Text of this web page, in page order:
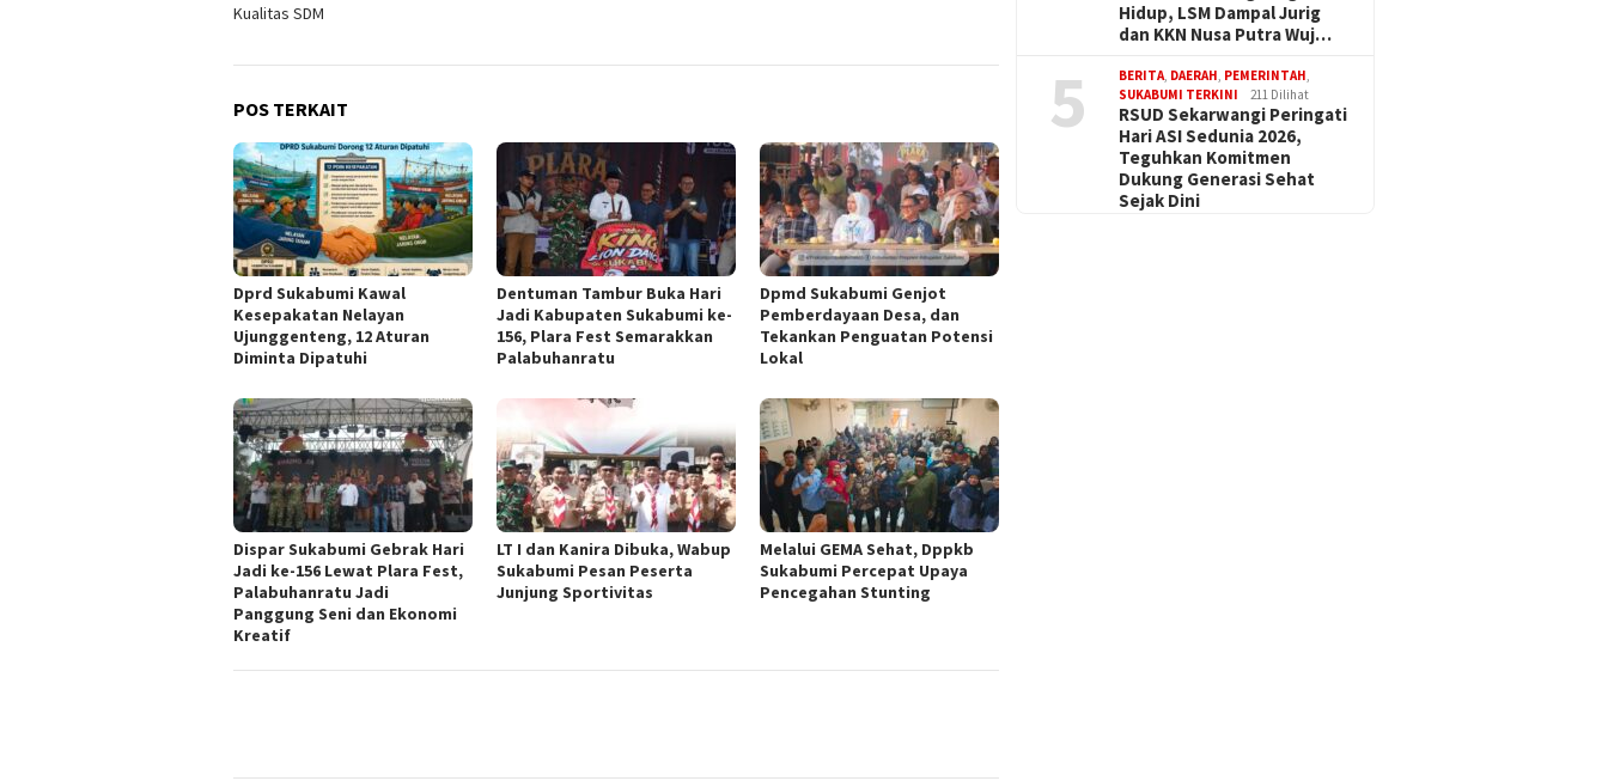
Kualitas SDM
POS TERKAIT
Dprd Sukabumi Kawal
Kesepakatan Nelayan
Ujunggenteng, 12 Aturan
Diminta Dipatuhi
Dentuman Tambur Buka Hari
Jadi Kabupaten Sukabumi ke-
156, Plara Fest Semarakkan
Palabuhanratu
Dpmd Sukabumi Genjot
Pemberdayaan Desa, dan
Tekankan Penguatan Potensi
Lokal
Dispar Sukabumi Gebrak Hari
Jadi ke-156 Lewat Plara Fest,
Palabuhanratu Jadi
Panggung Seni dan Ekonomi
Kreatif
LT I dan Kanira Dibuka, Wabup
Sukabumi Pesan Peserta
Junjung Sportivitas
Melalui GEMA Sehat, Dppkb
Sukabumi Percepat Upaya
Pencegahan Stunting
Hidup, LSM Dampal Jurig
dan KKN Nusa Putra Wuj…
5 BERITA, DAERAH, PEMERINTAH,
SUKABUMI TERKINI
211 Dilihat
RSUD Sekarwangi Peringati
Hari ASI Sedunia 2026,
Teguhkan Komitmen
Dukung Generasi Sehat
Sejak Dini